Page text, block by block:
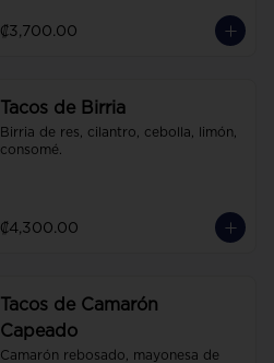
₡3,700.00
Tacos de Birria
Birria de res, cilantro, cebolla, limón,
consomé.
₡4,300.00
Tacos de Camarón
Capeado
Camarón rebosado, mayonesa de